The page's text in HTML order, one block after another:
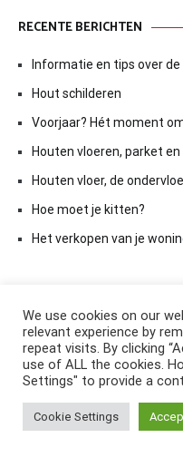
RECENTE BERICHTEN
Informatie en tips over
Hout schilderen
Voorjaar? Hét moment
Houten vloeren, parket
Houten vloer, de
Hoe moet je kitten?
Het verkopen van je
Copyright © 2026
Cenoteby ThemeGrill.
We use cookies on our
relevant experience by
repeat visits. By clicking
use of ALL the cookies.
Settings" to provide a
Cookie Settings